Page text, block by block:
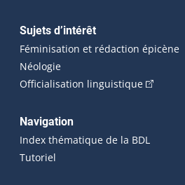
Sujets d’intérêt
Féminisation et rédaction épicène
Néologie
Officialisation linguistique(Cet
Navigation
Index thématique de la BDL
Tutoriel